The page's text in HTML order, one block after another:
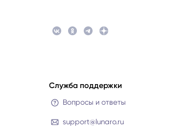
Служба поддержки
Вопросы и ответы
support@lunaro.ru